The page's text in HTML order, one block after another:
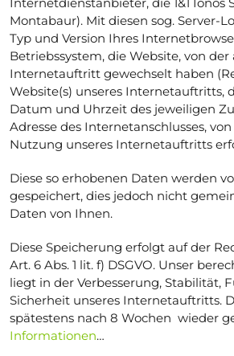
Montabaur). Mit diesen sog. Server-
Typ und Version Ihres
Betriebssystem, die Website, von der
Internetauftritt gewechselt haben
Website(s) unseres Internetauftritts,
Datum und Uhrzeit des jeweiligen
Adresse des Internetanschlusses,
Nutzung unseres Internetauftritts
Diese so erhobenen Daten werden
gespeichert, dies jedoch nicht
Daten von Ihnen.
Diese Speicherung erfolgt auf der
Art. 6 Abs. 1 lit. f) DSGVO. Unser
liegt in der Verbesserung, Stabilität,
Sicherheit unseres Internetauftritts.
spätestens nach 8 Wochen wieder
Informationen…